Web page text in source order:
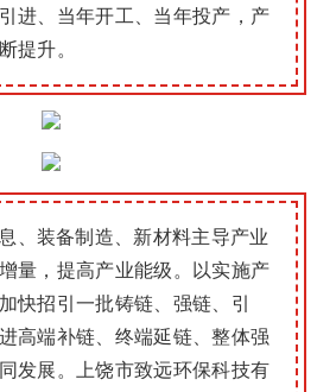
进、当年开工、当年投产，产
提升。
、装备制造、新材料主导产业
量，提高产业能级。以实施产
快招引一批铸链、强链、引
高端补链、终端延链、整体强
发展。上饶市致远环保科技有